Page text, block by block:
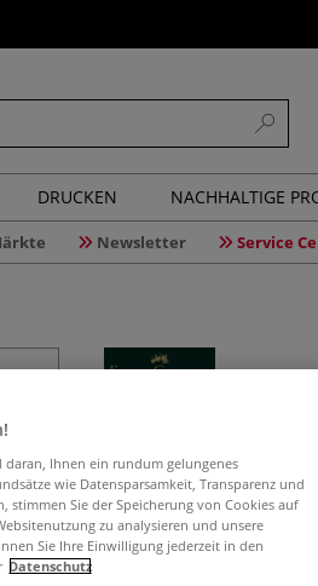
DRUCKEN NACHHALTIGE
Newsletter Service
FABER-
Weiß
0
Der Faber-Castell
Korrigieren und Aufhellen
daran, Ihnen ein rundum gelungenes
wie Datensparsamkeit, Transparenz und
stimmen Sie der Speicherung von Cookies auf
zu analysieren und unsere
Sie Ihre Einwilligung jederzeit in den
Datenschutz